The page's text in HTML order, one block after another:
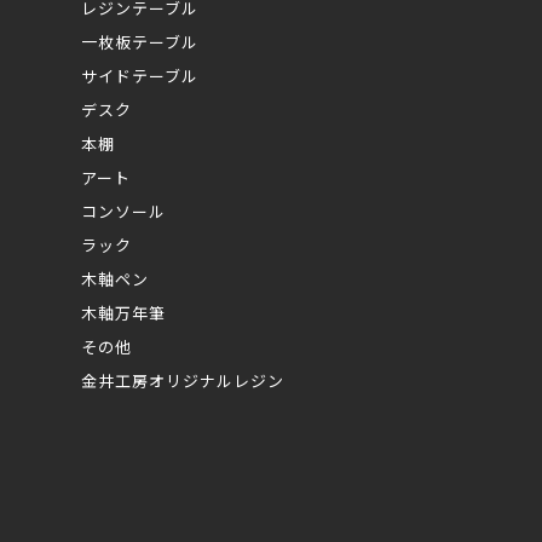
レジンテーブル
一枚板テーブル
サイドテーブル
デスク
本棚
アート
コンソール
ラック
木軸ペン
木軸万年筆
その他
金井工房オリジナルレジン